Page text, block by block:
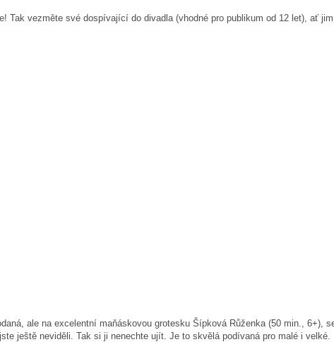
Tak vezměte své dospívající do divadla (vhodné pro publikum od 12 let), ať
ale na excelentní maňáskovou grotesku Šípková Růženka (50 min., 6+),
ještě neviděli. Tak si ji nenechte ujít. Je to skvělá podívaná pro malé i velké.